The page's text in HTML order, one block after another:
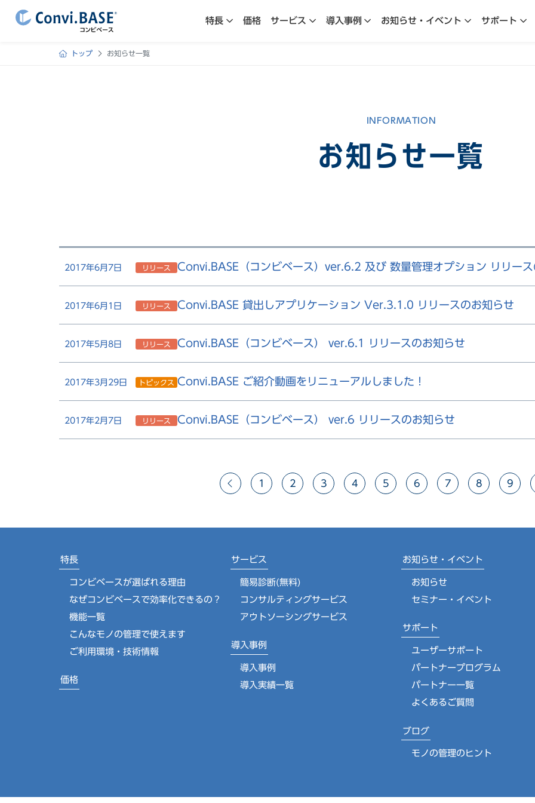
特長 価格 サービス 導入事例 お知らせ・イベント サポート
トップ お知らせ一覧
INFORMATION
お知らせ一覧
2017年6月7日 リリース Convi.BASE（コンビベース）ver.6.2 及び 数量管理オプション リリース
2017年6月1日 リリース Convi.BASE 貸出しアプリケーション Ver.3.1.0 リリースのお知らせ
2017年5月8日 リリース Convi.BASE（コンビベース） ver.6.1 リリースのお知らせ
2017年3月29日 トピックス Convi.BASE ご紹介動画をリニューアルしました！
2017年2月7日 リリース Convi.BASE（コンビベース） ver.6 リリースのお知らせ
1 2 3 4 5 6 7 8 9
特長
コンビベースが選ばれる理由
なぜコンビベースで効率化できるの？
機能一覧
こんなモノの管理で使えます
ご利用環境・技術情報
価格
サービス
簡易診断(無料)
コンサルティングサービス
アウトソーシングサービス
導入事例
導入事例
導入実績一覧
お知らせ・イベント
お知らせ
セミナー・イベント
サポート
ユーザーサポート
パートナープログラム
パートナー一覧
よくあるご質問
ブログ
モノの管理のヒント